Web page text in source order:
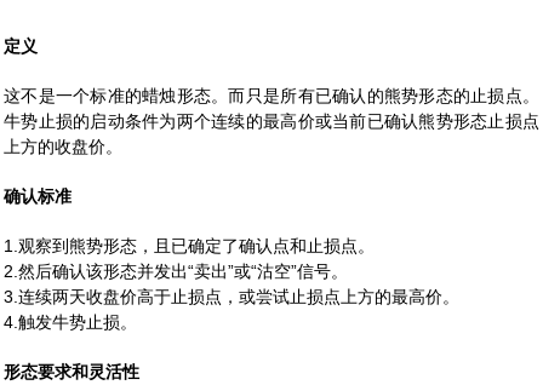
定义
这不是一个标准的蜡烛形态。而只是所有已确认的熊势形态的止损点。
牛势止损的启动条件为两个连续的最高价或当前已确认熊势形态止损点
上方的收盘价。
确认标准
1.观察到熊势形态，且已确定了确认点和止损点。
2.然后确认该形态并发出“卖出”或“沽空”信号。
3.连续两天收盘价高于止损点，或尝试止损点上方的最高价。
4.触发牛势止损。
形态要求和灵活性